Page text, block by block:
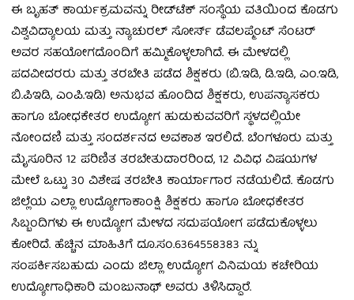
ಈ ಬೃಹತ್ ಕಾರ್ಯಕ್ರಮವನ್ನು ರೀಡ್‍ಟೆಕ್ ಸಂಸ್ಥೆಯ ವತಿಯಿಂದ ಕೊಡಗು
ವಿಶ್ವವಿದ್ಯಾಲಯ ಮತ್ತು ನ್ಯಾಚುರಲ್ ಸೋರ್ಸ್ ಡೆವಲಪ್ಮೆಂಟ್ ಸೆಂಟರ್
ಅವರ ಸಹಯೋಗದೊಂದಿಗೆ ಹಮ್ಮಿಕೊಳ್ಳಲಾಗಿದೆ. ಈ ಮೇಳದಲ್ಲಿ
ಪದವೀದರರು ಮತ್ತು ತರಬೇತಿ ಪಡೆದ ಶಿಕ್ಷಕರು (ಬಿ.ಇಡಿ, ಡಿ.ಇಡಿ, ಎಂ.ಇಡಿ,
ಬಿ.ಪಿಇಡಿ, ಎಂಪಿ.ಇಡಿ) ಅನುಭವ ಹೊಂದಿದ ಶಿಕ್ಷಕರು, ಉಪನ್ಯಾಸಕರು
ಹಾಗೂ ಬೋಧಕೇತರ ಉದ್ಯೋಗ ಹುಡುಕುವವರಿಗೆ ಸ್ಥಳದಲ್ಲಿಯೇ
ನೋಂದಣಿ ಮತ್ತು ಸಂದರ್ಶನದ ಅವಕಾಶ ಇರಲಿದೆ. ಬೆಂಗಳೂರು ಮತ್ತು
ಮೈಸೂರಿನ 12 ಪರಿಣಿತ ತರಬೇತುದಾರರಿಂದ, 12 ವಿವಿಧ ವಿಷಯಗಳ
ಮೇಲೆ ಒಟ್ಟು 30 ವಿಶೇಷ ತರಬೇತಿ ಕಾರ್ಯಾಗಾರ ನಡೆಯಲಿದೆ. ಕೊಡಗು
ಜಿಲ್ಲೆಯ ಎಲ್ಲಾ ಉದ್ಯೋಗಾಕಾಂಕ್ಷಿ ಶಿಕ್ಷಕರು ಹಾಗೂ ಬೋಧಕೇತರ
ಸಿಬ್ಬಂದಿಗಳು ಈ ಉದ್ಯೋಗ ಮೇಳದ ಸದುಪಯೋಗ ಪಡೆದುಕೊಳ್ಳಲು
ಕೋರಿದೆ. ಹೆಚ್ಚಿನ ಮಾಹಿತಿಗೆ ದೂ.ಸಂ.6364558383 ನ್ನು
ಸಂಪರ್ಕಿಸಬಹುದು ಎಂದು ಜಿಲ್ಲಾ ಉದ್ಯೋಗ ವಿನಿಮಯ ಕಚೇರಿಯ
ಉದ್ಯೋಗಾಧಿಕಾರಿ ಮಂಜುನಾಥ್ ಅವರು ತಿಳಿಸಿದ್ದಾರೆ.